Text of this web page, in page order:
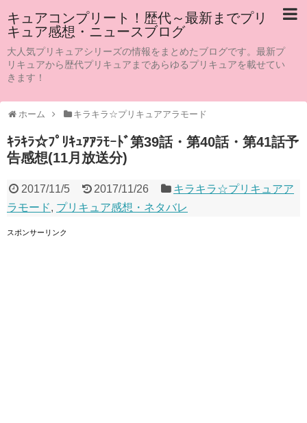
キュアコンプリート！歴代～最新までプリ
キュア感想・ニュースブログ
大人気プリキュアシリーズの情報をまとめたブログです。最新プ
リキュアから歴代プリキュアまであらゆるプリキュアを載せてい
きます！
ホーム キラキラ☆プリキュアアラモード
ｷﾗｷﾗ☆ﾌﾟﾘｷｭｱｱﾗﾓｰﾄﾞ第39話・第40話・第41話予
告感想(11月放送分)
2017/11/5 2017/11/26
キラキラ☆プリキュアア
ラモード, プリキュア感想・ネタバレ
スポンサーリンク